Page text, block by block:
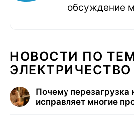
обсуждение
НОВОСТИ ПО
ЭЛЕКТРИЧЕСТВО
Почему перезагрузка
исправляет многие